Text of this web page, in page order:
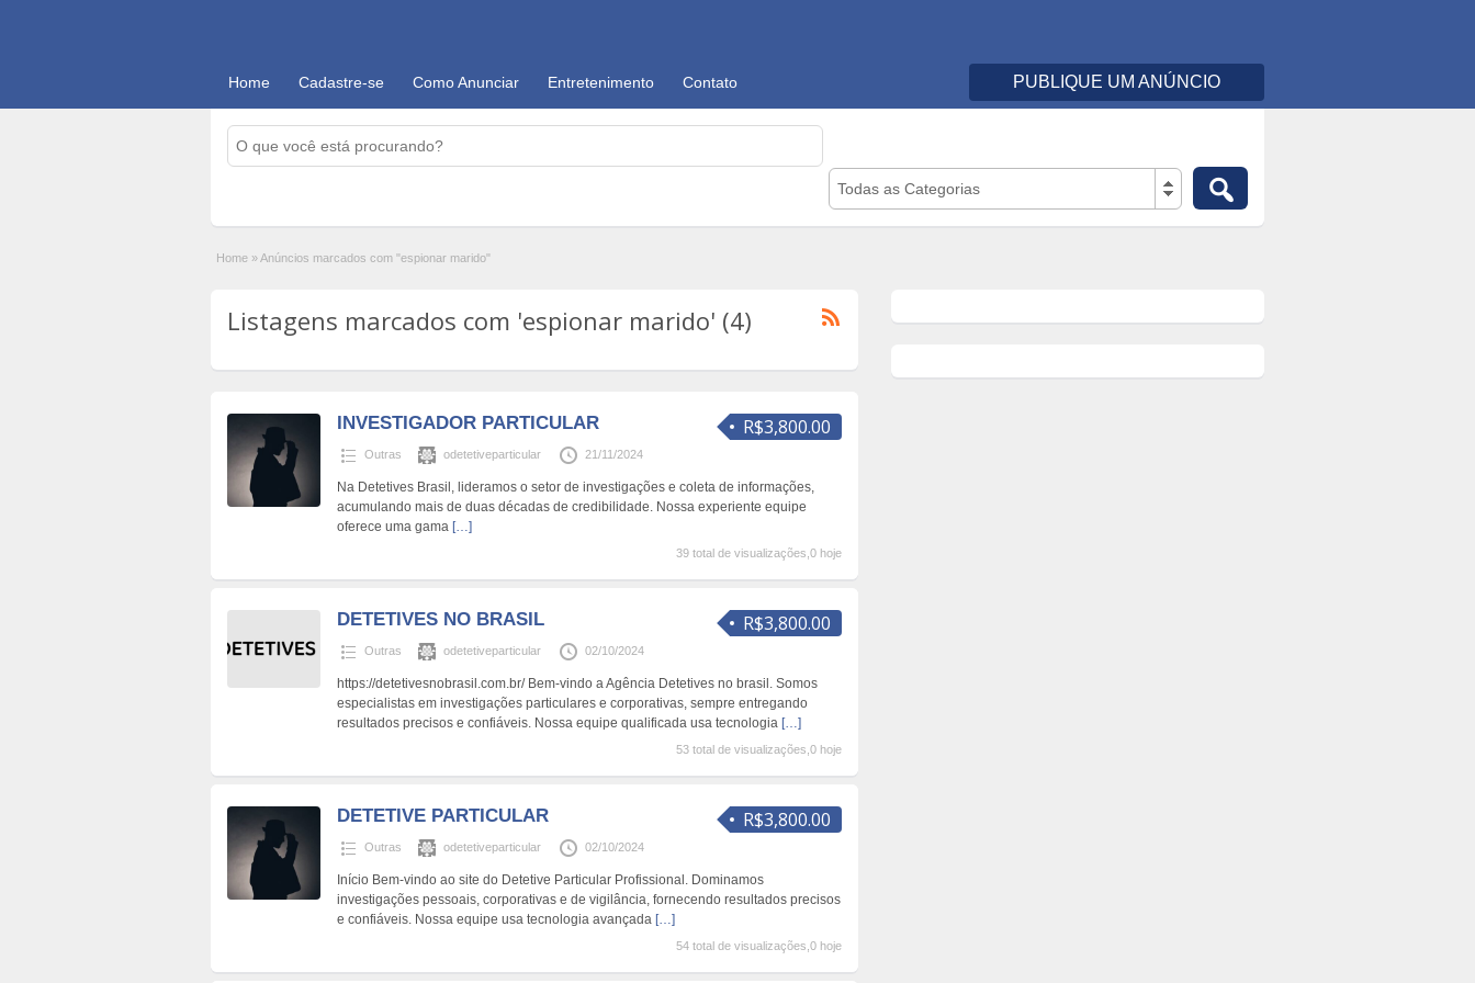
Home Cadastre-se Como Anunciar Entretenimento Contato PUBLIQUE UM ANÚNCIO
Todas as Categorias
Home »Anúncios marcados com "espionar marido"
Listagens marcados com 'espionar marido' (4)
R$3,800.00
INVESTIGADOR PARTICULAR
Outras odetetiveparticular 21/11/2024
Na Detetives Brasil, lideramos o setor de investigações e coleta de informações,
acumulando mais de duas décadas de credibilidade. Nossa experiente equipe
oferece uma gama […]
39 total de visualizações,0 hoje
R$3,800.00
DETETIVES NO BRASIL
Outras odetetiveparticular 02/10/2024
https://detetivesnobrasil.com.br/ Bem-vindo a Agência Detetives no brasil. Somos
especialistas em investigações particulares e corporativas, sempre entregando
resultados precisos e confiáveis. Nossa equipe qualificada usa tecnologia […]
53 total de visualizações,0 hoje
R$3,800.00
DETETIVE PARTICULAR
Outras odetetiveparticular 02/10/2024
Início Bem-vindo ao site do Detetive Particular Profissional. Dominamos
investigações pessoais, corporativas e de vigilância, fornecendo resultados precisos
e confiáveis. Nossa equipe usa tecnologia avançada […]
54 total de visualizações,0 hoje